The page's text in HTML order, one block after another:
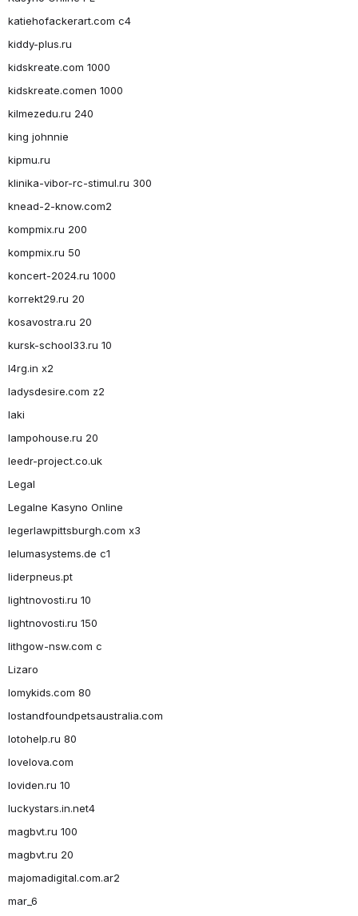
katiehofackerart.com c4
kiddy-plus.ru
kidskreate.com 1000
kidskreate.comen 1000
kilmezedu.ru 240
king johnnie
kipmu.ru
klinika-vibor-rc-stimul.ru 300
knead-2-know.com2
kompmix.ru 200
kompmix.ru 50
koncert-2024.ru 1000
korrekt29.ru 20
kosavostra.ru 20
kursk-school33.ru 10
l4rg.in x2
ladysdesire.com z2
laki
lampohouse.ru 20
leedr-project.co.uk
Legal
Legalne Kasyno Online
legerlawpittsburgh.com x3
lelumasystems.de c1
liderpneus.pt
lightnovosti.ru 10
lightnovosti.ru 150
lithgow-nsw.com c
Lizaro
lomykids.com 80
lostandfoundpetsaustralia.com
lotohelp.ru 80
lovelova.com
loviden.ru 10
luckystars.in.net4
magbvt.ru 100
magbvt.ru 20
majomadigital.com.ar2
mar_6